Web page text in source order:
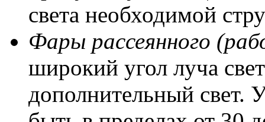
света необходимой
Фары рассеянного
широкий угол луча
дополнительный свет.